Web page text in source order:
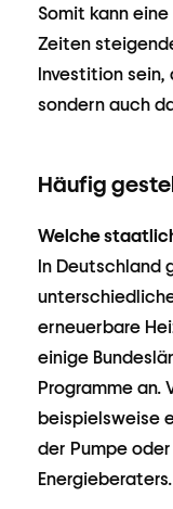
Somit kann
Zeiten
Investition
sondern auch
Häufig
Welche
In Deutschland
erneuerbare
einige
Programme an.
beispielsweise
der Pumpe
Energieberaters.